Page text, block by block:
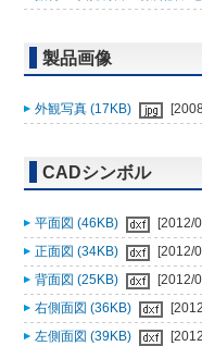
製品画像
外観写真 (17KB)
CADシンボル
平面図 (46KB)
[2012/
正面図 (34KB)
[2012/
背面図 (25KB)
[2012/
右側面図 (36KB)
左側面図 (39KB)